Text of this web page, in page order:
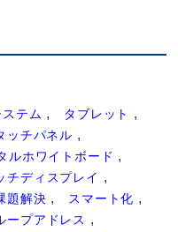
テム
タブレット
ッチパネル
ルホワイトボード
チディスプレイ
題解決
スマート化
ープアドレス